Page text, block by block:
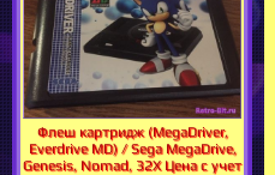
Флеш картридж (MegaDriver,
Everdrive MD) / Sega MegaDrive,
Genesis, Nomad, 32X Цена с учет